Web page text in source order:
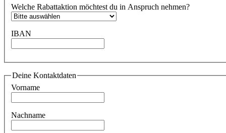
Welche Rabattaktion möchtest du in Anspruch nehmen?
IBAN
Deine Kontaktdaten
Vorname
Nachname